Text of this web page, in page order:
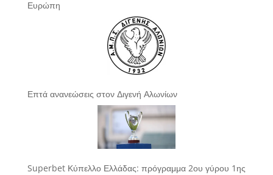
Ευρώπη
Επτά ανανεώσεις στον Διγενή Αλωνίων
Superbet Κύπελλο Ελλάδας: πρόγραμμα 2ου γύρου 1ης